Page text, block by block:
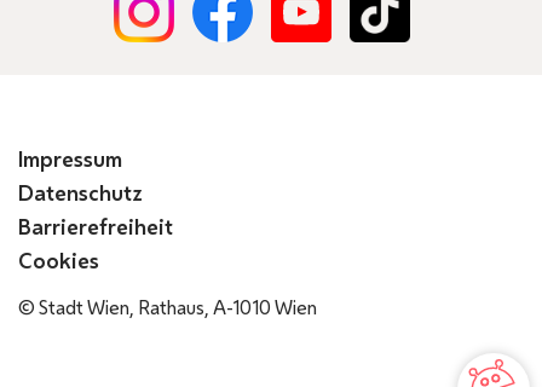
Impressum
Datenschutz
Barrierefreiheit
Cookies
© Stadt Wien, Rathaus, A-1010 Wien